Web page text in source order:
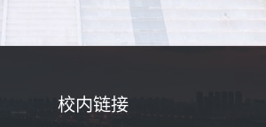
校内链接